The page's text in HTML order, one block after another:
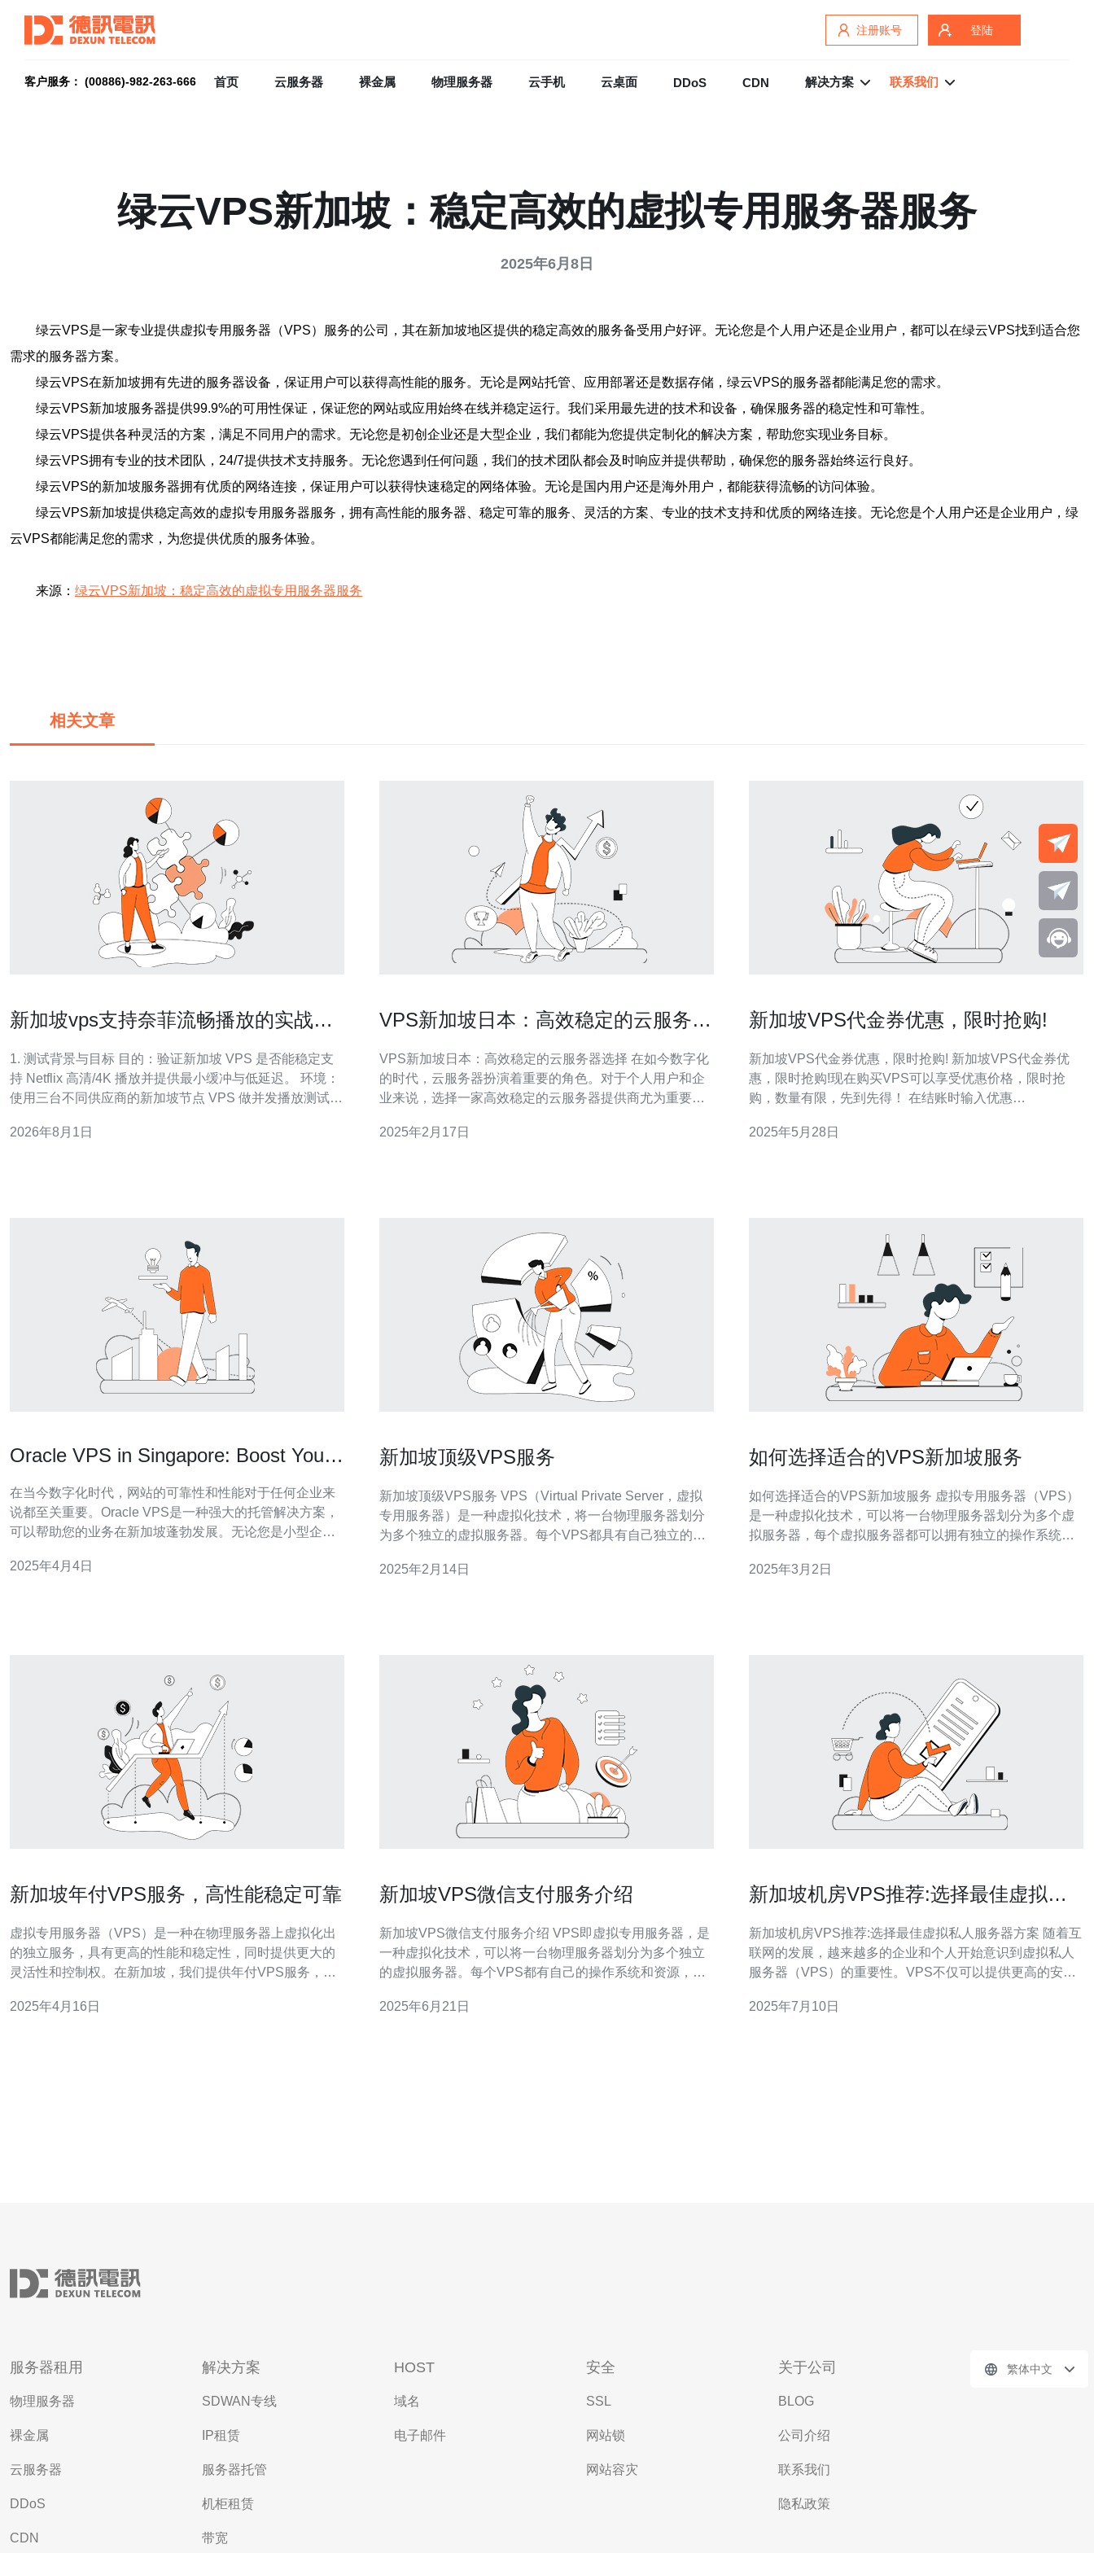
注册账号 登陆
客户服务： (00886)-982-263-666 首页 云服务器 裸金属 物理服务器 云手机 云桌面 DDoS CDN 解决方案 联系我们
绿云VPS新加坡：稳定高效的虚拟专用服务器服务
2025年6月8日
绿云VPS是一家专业提供虚拟专用服务器（VPS）服务的公司，其在新加坡地区提供的稳定高效的服务备受用户好评。无论您是个人用户还是企业用户，都可以在绿云VPS找到适合您
需求的服务器方案。
绿云VPS在新加坡拥有先进的服务器设备，保证用户可以获得高性能的服务。无论是网站托管、应用部署还是数据存储，绿云VPS的服务器都能满足您的需求。
绿云VPS新加坡服务器提供99.9%的可用性保证，保证您的网站或应用始终在线并稳定运行。我们采用最先进的技术和设备，确保服务器的稳定性和可靠性。
绿云VPS提供各种灵活的方案，满足不同用户的需求。无论您是初创企业还是大型企业，我们都能为您提供定制化的解决方案，帮助您实现业务目标。
绿云VPS拥有专业的技术团队，24/7提供技术支持服务。无论您遇到任何问题，我们的技术团队都会及时响应并提供帮助，确保您的服务器始终运行良好。
绿云VPS的新加坡服务器拥有优质的网络连接，保证用户可以获得快速稳定的网络体验。无论是国内用户还是海外用户，都能获得流畅的访问体验。
绿云VPS新加坡提供稳定高效的虚拟专用服务器服务，拥有高性能的服务器、稳定可靠的服务、灵活的方案、专业的技术支持和优质的网络连接。无论您是个人用户还是企业用户，绿
云VPS都能满足您的需求，为您提供优质的服务体验。
来源： 绿云VPS新加坡：稳定高效的虚拟专用服务器服务
相关文章
新加坡vps支持奈菲流畅播放的实战测
1. 测试背景与目标 目的：验证新加坡 VPS 是否能稳定支
持 Netflix 高清/4K 播放并提供最小缓冲与低延迟。 环境：
使用三台不同供应商的新加坡节点 VPS 做并发播放测试。
次数作为主要评估项。 时长：每台机器连续播放 2 小时
2026年8月1日
VPS新加坡日本：高效稳定的云服务器
VPS新加坡日本：高效稳定的云服务器选择 在如今数字化
的时代，云服务器扮演着重要的角色。对于个人用户和企
业来说，选择一家高效稳定的云服务器提供商尤为重要。
务器，它能够为用户提供独立的资源，实现更高的稳定性
2025年2月17日
新加坡VPS代金券优惠，限时抢购!
新加坡VPS代金券优惠，限时抢购! 新加坡VPS代金券优
惠，限时抢购!现在购买VPS可以享受优惠价格，限时抢
购，数量有限，先到先得！ 在结账时输入优惠
新加坡VPS产品，可用于购买任何套餐，包括基础版、标
2025年5月28日
Oracle VPS in Singapore: Boost Your
在当今数字化时代，网站的可靠性和性能对于任何企业来
说都至关重要。Oracle VPS是一种强大的托管解决方案，
可以帮助您的业务在新加坡蓬勃发展。无论您是小型企业
务，使您的网站运行顺畅。 Oracle VPS是一种虚拟专用服
2025年4月4日
新加坡顶级VPS服务
新加坡顶级VPS服务 VPS（Virtual Private Server，虚拟
专用服务器）是一种虚拟化技术，将一台物理服务器划分
为多个独立的虚拟服务器。每个VPS都具有自己独立的操
坡作为东南亚的金融和科技中心，拥有先进的网络基础设
2025年2月14日
如何选择适合的VPS新加坡服务
如何选择适合的VPS新加坡服务 虚拟专用服务器（VPS）
是一种虚拟化技术，可以将一台物理服务器划分为多个虚
拟服务器，每个虚拟服务器都可以拥有独立的操作系统和
需要考虑。 首先，您需要考虑VPS提供商的性能和可靠
2025年3月2日
新加坡年付VPS服务，高性能稳定可靠
虚拟专用服务器（VPS）是一种在物理服务器上虚拟化出
的独立服务，具有更高的性能和稳定性，同时提供更大的
灵活性和控制权。在新加坡，我们提供年付VPS服务，为
的新加坡年付VPS采用先进的硬件设备和最新的技术，以
2025年4月16日
新加坡VPS微信支付服务介绍
新加坡VPS微信支付服务介绍 VPS即虚拟专用服务器，是
一种虚拟化技术，可以将一台物理服务器划分为多个独立
的虚拟服务器。每个VPS都有自己的操作系统和资源，可
境、优质
2025年6月21日
新加坡机房VPS推荐:选择最佳虚拟私
新加坡机房VPS推荐:选择最佳虚拟私人服务器方案 随着互
联网的发展，越来越多的企业和个人开始意识到虚拟私人
服务器（VPS）的重要性。VPS不仅可以提供更高的安全
有许多机房提供VPS服务，但如何选择最适合自己的VPS
2025年7月10日
服务器租用
物理服务器
裸金属
云服务器
DDoS
CDN
解决方案
SDWAN专线
IP租赁
服务器托管
机柜租赁
带宽
HOST
域名
电子邮件
安全
SSL
网站锁
网站容灾
关于公司
BLOG
公司介绍
联系我们
隐私政策
繁体中文